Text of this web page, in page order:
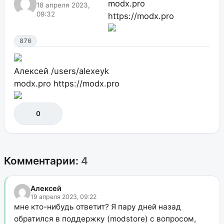
18 апреля 2023,
09:32
modx.pro
https://modx.pro
876
Алексей /users/alexeyk
modx.pro https://modx.pro
0
Комментарии: 4
Алексей
19 апреля 2023, 09:22
мне кто-нибудь ответит? Я пару дней назад
обратился в поддержку (modstore) с вопросом,